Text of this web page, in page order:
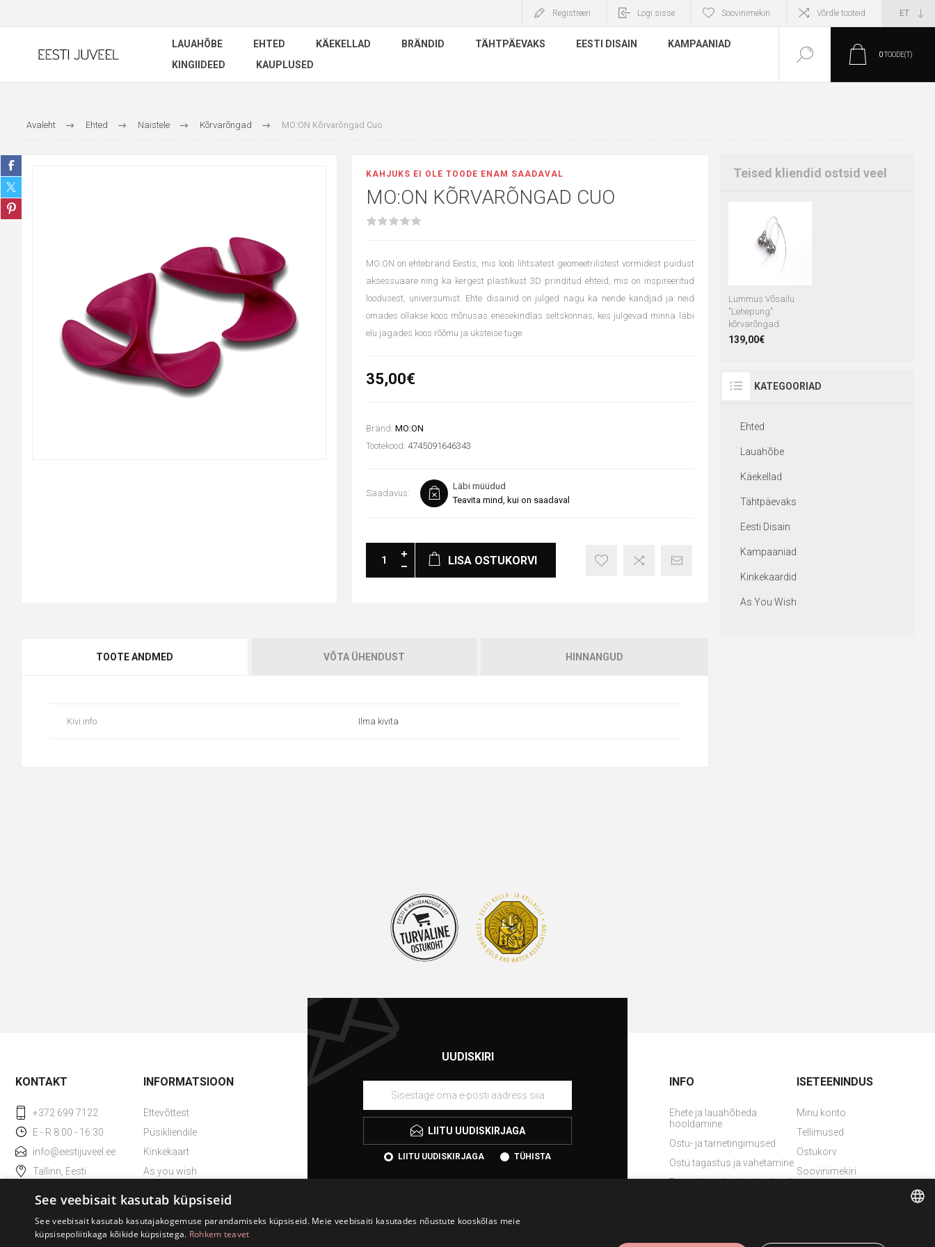
Registreeri Logi sisse Soovinimekiri Võrdle tooteid
LAUAHÕBE EHTED KÄEKELLAD BRÄNDID TÄHTPÄEVAKS EESTI DISAIN
KAMPAANIAD
KINGIIDEED
KAUPLUSED
0TOODE(T)
Avaleht Ehted Naistele Kõrvarõngad MO:ON Kõrvarõngad Cuo
KAHJUKS EI OLE TOODE ENAM SAADAVAL
MO:ON KÕRVARÕNGAD CUO
MO:ON on ehtebränd Eestis, mis loob lihtsatest geomeetrilistest vormidest puidust
aksessuaare ning ka kergest plastikust 3D prinditud ehteid, mis on inspireeritud
loodusest, universumist. Ehte disainid on julged nagu ka nende kandjad ja neid
omades ollakse koos mõnusas enesekindlas seltskonnas, kes julgevad minna läbi
elu jagades koos rõõmu ja üksteise tuge.
35,00€
Bränd: MO:ON
Tootekood: 4745091646343
Saadavus:
Läbi müüdud
Teavita mind, kui on saadaval
LISA OSTUKORVI
TOOTE ANDMED VÕTA ÜHENDUST HINNANGUD
Kivi info Ilma kivita
Teised kliendid ostsid veel
Lummus Võsailu
"Lehepung"
kõrvarõngad
139,00€
KATEGOORIAD
Ehted
Lauahõbe
Käekellad
Tähtpäevaks
Eesti Disain
Kampaaniad
Kinkekaardid
As You Wish
UUDISKIRI
LIITU UUDISKIRJAGA
LIITU UUDISKIRJAGA TÜHISTA
KONTAKT
+372 699 7122
E - R 8:00 - 16:30
info@eestijuveel.ee
Tallinn, Eesti
INFORMATSIOON
Ettevõttest
Püsikliendile
Kinkekaart
As you wish
ESTO väikelaen
INFO
Ehete ja lauahõbeda
hooldamine
Ostu- ja tarnetingimused
Ostu tagastus ja vahetamine
Pretensiooni esitamise kord
ISETEENINDUS
Minu konto
Tellimused
Ostukorv
Soovinimekiri
See veebisait kasutab küpsiseid
See veebisait kasutab kasutajakogemuse parandamiseks küpsiseid. Meie veebisaiti kasutades nõustute kooskõlas meie
küpsisepoliitikaga kõikide küpsistega. Rohkem teavet